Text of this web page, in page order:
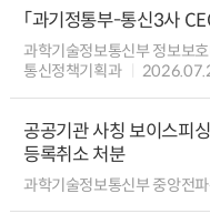
「과기정통부-통신3사
과학기술정보통신부 정보보
통신정책기획과
공공기관 사칭 보이스피
등록취소 처분
과학기술정보통신부 중앙전